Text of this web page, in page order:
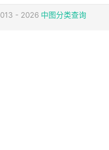
- 2026 中图分类查询